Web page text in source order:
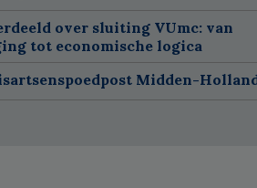
over sluiting VUmc: van
tot economische logica
Midden-